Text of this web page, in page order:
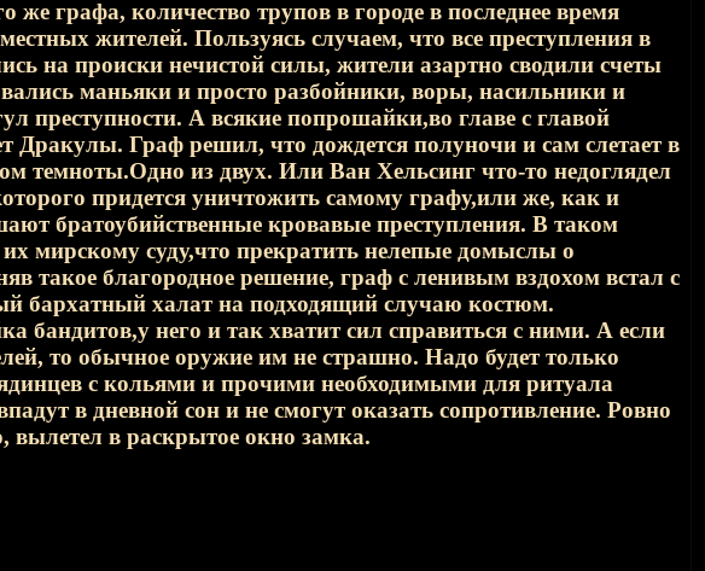
графа, количество трупов в городе в последнее время
жителей. Пользуясь случаем, что все преступления в
на происки нечистой силы, жители азартно сводили счеты
маньяки и просто разбойники, воры, насильники и
преступности. А всякие попрошайки,во главе с главой
Дракулы. Граф решил, что дождется полуночи и сам слетает в
темноты.Одно из двух. Или Ван Хельсинг что-то недоглядел
придется уничтожить самому графу,или же, как и
братоубийственные кровавые преступления. В таком
мирскому суду,что прекратить нелепые домыслы о
такое благородное решение, граф с ленивым вздохом встал с
бархатный халат на подходящий случаю костюм.
бандитов,у него и так хватит сил справиться с ними. А если
то обычное оружие им не страшно. Надо будет только
с кольями и прочими необходимыми для ритуала
в дневной сон и не смогут оказать сопротивление. Ровно
в раскрытое окно замка.